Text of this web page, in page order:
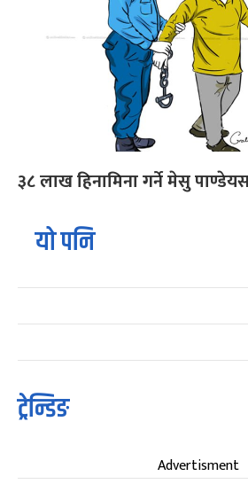
३८ लाख हिनामिना गर्ने मेसु
यो पनि
ट्रेन्डिङ
Advertisment